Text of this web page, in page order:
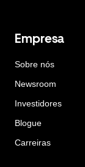
Empresa
Sobre nós
Newsroom
Investidores
Blogue
Carreiras